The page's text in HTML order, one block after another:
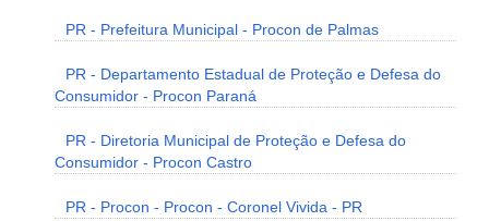
PR - Prefeitura Municipal - Procon de Palmas
PR - Departamento Estadual de Proteção e Defesa do
Consumidor - Procon Paraná
PR - Diretoria Municipal de Proteção e Defesa do
Consumidor - Procon Castro
PR - Procon - Procon - Coronel Vivida - PR